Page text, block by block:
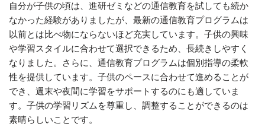
自分が子供の頃は、進研ゼミなどの通信教育を試しても続か
なかった経験がありましたが、最新の通信教育プログラムは
以前とは比べ物にならないほど充実しています。子供の興味
や学習スタイルに合わせて選択できるため、長続きしやすく
なりました。さらに、通信教育プログラムは個別指導の柔軟
性を提供しています。子供のペースに合わせて進めることが
でき、週末や夜間に学習をサポートするのにも適していま
す。子供の学習リズムを尊重し、調整することができるのは
素晴らしいことです。